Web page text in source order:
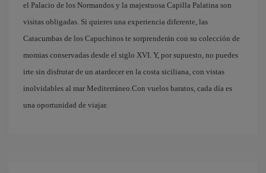
el Palacio de los Normandos y la majestuosa Capilla Palatina son
visitas obligadas. Si quieres una experiencia diferente, las
Catacumbas de los Capuchinos te sorprenderán con su colección de
momias conservadas desde el siglo XVI. Y, por supuesto, no puedes
irte sin disfrutar de un atardecer en la costa siciliana, con vistas
inolvidables al mar Mediterráneo.Con vuelos baratos, cada día es
una oportunidad de viajar.